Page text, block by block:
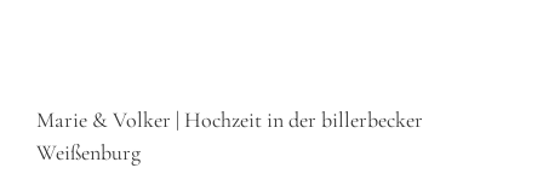
Marie & Volker | Hochzeit in der billerbecker
Weißenburg